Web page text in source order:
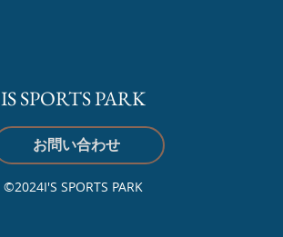
IS SPORTS PARK
お問い合わせ
©2024I'S SPORTS PARK